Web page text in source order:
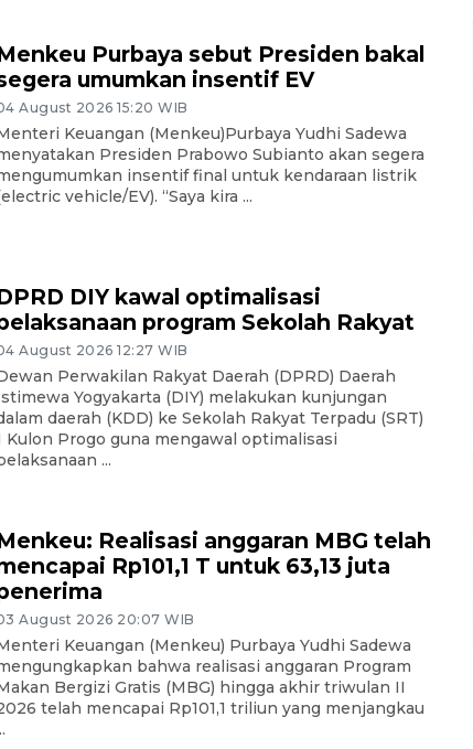
Purbaya sebut Presiden bakal
umumkan insentif EV
August 2026 15:20 WIB
Keuangan (Menkeu)Purbaya Yudhi Sadewa
Presiden Prabowo Subianto akan segera
insentif final untuk kendaraan listrik
vehicle/EV). “Saya kira ...
DIY kawal optimalisasi
program Sekolah Rakyat
August 2026 12:27 WIB
Perwakilan Rakyat Daerah (DPRD) Daerah
Yogyakarta (DIY) melakukan kunjungan
daerah (KDD) ke Sekolah Rakyat Terpadu (SRT)
Kulon Progo guna mengawal optimalisasi
...
Realisasi anggaran MBG telah
Rp101,1 T untuk 63,13 juta
August 2026 20:07 WIB
Keuangan (Menkeu) Purbaya Yudhi Sadewa
bahwa realisasi anggaran Program
Bergizi Gratis (MBG) hingga akhir triwulan II
telah mencapai Rp101,1 triliun yang menjangkau